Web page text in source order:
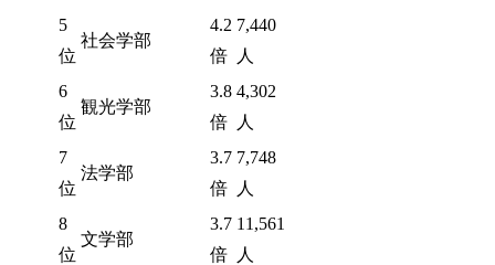
5
位
社会学部
4.2
倍
7,440
人
6
位
観光学部
3.8
倍
4,302
人
7
位
法学部
3.7
倍
7,748
人
8
位
文学部
3.7
倍
11,561
人